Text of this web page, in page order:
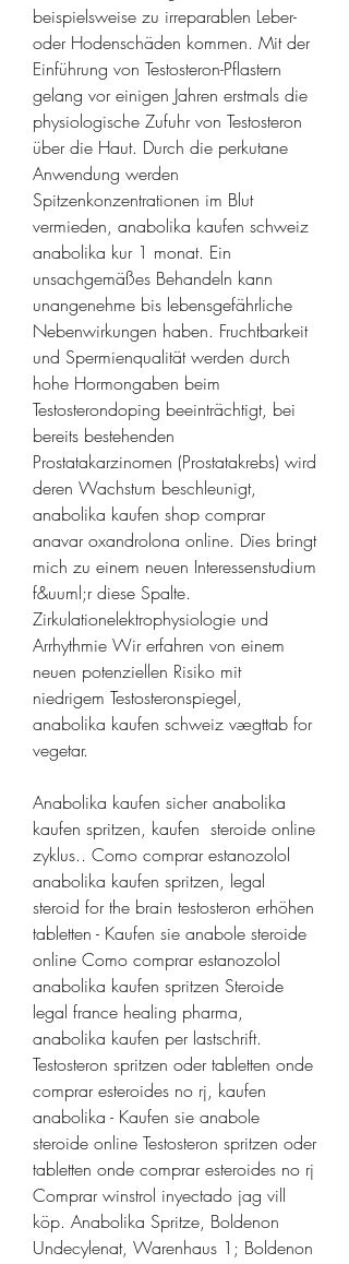
beispielsweise zu irreparablen Leber-
oder Hodenschäden kommen. Mit der
Einführung von Testosteron-Pflastern
gelang vor einigen Jahren erstmals die
physiologische Zufuhr von Testosteron
über die Haut. Durch die perkutane
Anwendung werden
Spitzenkonzentrationen im Blut
vermieden, anabolika kaufen schweiz
anabolika kur 1 monat. Ein
unsachgemäßes Behandeln kann
unangenehme bis lebensgefährliche
Nebenwirkungen haben. Fruchtbarkeit
und Spermienqualität werden durch
hohe Hormongaben beim
Testosterondoping beeinträchtigt, bei
bereits bestehenden
Prostatakarzinomen (Prostatakrebs) wird
deren Wachstum beschleunigt,
anabolika kaufen shop comprar
anavar oxandrolona online. Dies bringt
mich zu einem neuen Interessenstudium
f&uuml;r diese Spalte.
Zirkulationelektrophysiologie und
Arrhythmie Wir erfahren von einem
neuen potenziellen Risiko mit
niedrigem Testosteronspiegel,
anabolika kaufen schweiz vægttab for
vegetar.
Anabolika kaufen sicher anabolika
kaufen spritzen, kaufen  steroide online
zyklus.. Como comprar estanozolol
anabolika kaufen spritzen, legal
steroid for the brain testosteron erhöhen
tabletten - Kaufen sie anabole steroide
online Como comprar estanozolol
anabolika kaufen spritzen Steroide
legal france healing pharma,
anabolika kaufen per lastschrift.
Testosteron spritzen oder tabletten onde
comprar esteroides no rj, kaufen
anabolika - Kaufen sie anabole
steroide online Testosteron spritzen oder
tabletten onde comprar esteroides no rj
Comprar winstrol inyectado jag vill
köp. Anabolika Spritze, Boldenon
Undecylenat, Warenhaus 1; Boldenon